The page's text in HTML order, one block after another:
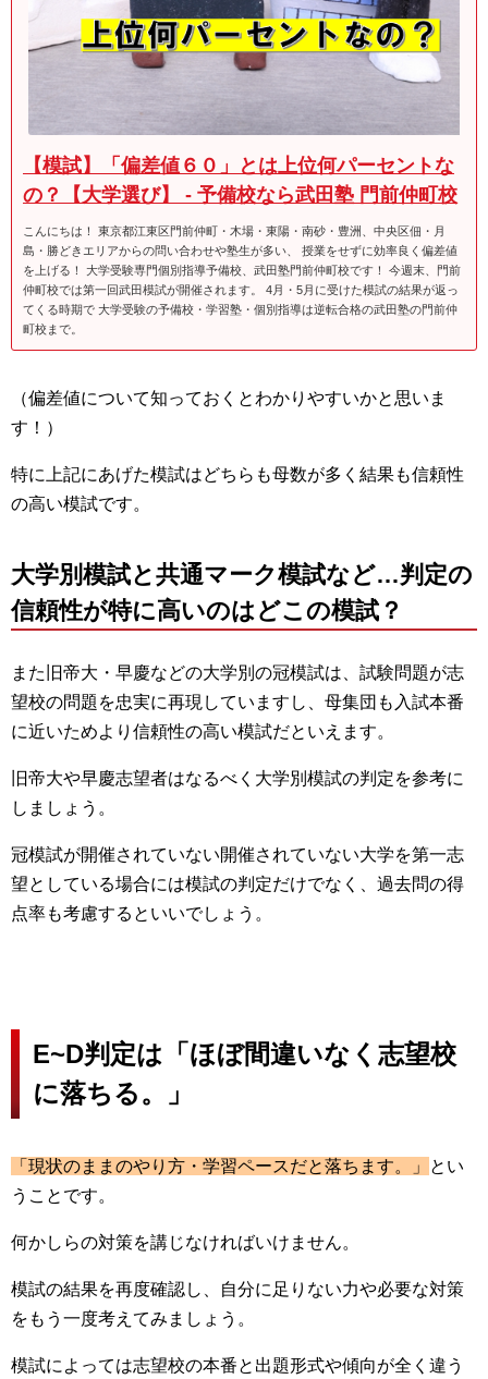
【模試】「偏差値６０」とは上位何パーセントな
の？【大学選び】 - 予備校なら武田塾 門前仲町校
こんにちは！ 東京都江東区門前仲町・木場・東陽・南砂・豊洲、中央区佃・月
島・勝どきエリアからの問い合わせや塾生が多い、 授業をせずに効率良く偏差値
を上げる！ 大学受験専門個別指導予備校、武田塾門前仲町校です！ 今週末、門前
仲町校では第一回武田模試が開催されます。 4月・5月に受けた模試の結果が返っ
てくる時期で 大学受験の予備校・学習塾・個別指導は逆転合格の武田塾の門前仲
町校まで。
（偏差値について知っておくとわかりやすいかと思いま
す！）
特に上記にあげた模試はどちらも母数が多く結果も信頼性
の高い模試です。
大学別模試と共通マーク模試など…判定の
信頼性が特に高いのはどこの模試？
また旧帝大・早慶などの大学別の冠模試は、試験問題が志
望校の問題を忠実に再現していますし、母集団も入試本番
に近いためより信頼性の高い模試だといえます。
旧帝大や早慶志望者はなるべく大学別模試の判定を参考に
しましょう。
冠模試が開催されていない開催されていない大学を第一志
望としている場合には模試の判定だけでなく、過去問の得
点率も考慮するといいでしょう。
E~D判定は「ほぼ間違いなく志望校
に落ちる。」
「現状のままのやり方・学習ペースだと落ちます。」
とい
うことです。
何かしらの対策を講じなければいけません。
模試の結果を再度確認し、自分に足りない力や必要な対策
をもう一度考えてみましょう。
模試によっては志望校の本番と出題形式や傾向が全く違う